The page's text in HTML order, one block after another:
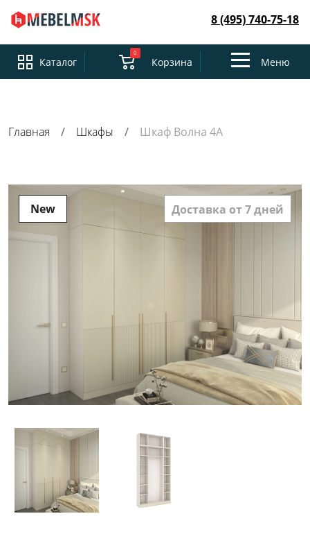
8 (495) 740-75-18
Каталог
0
Корзина
ToggleМеню
Главная Шкафы Шкаф Волна 4А
New Доставка от 7 дней